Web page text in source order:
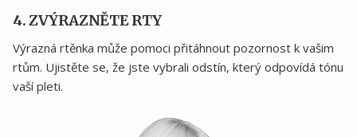
4. ZVÝRAZNĚTE RTY
Výrazná rtěnka může pomoci přitáhnout pozornost k vašim
rtům. Ujistěte se, že jste vybrali odstín, který odpovídá tónu
vaší pleti.